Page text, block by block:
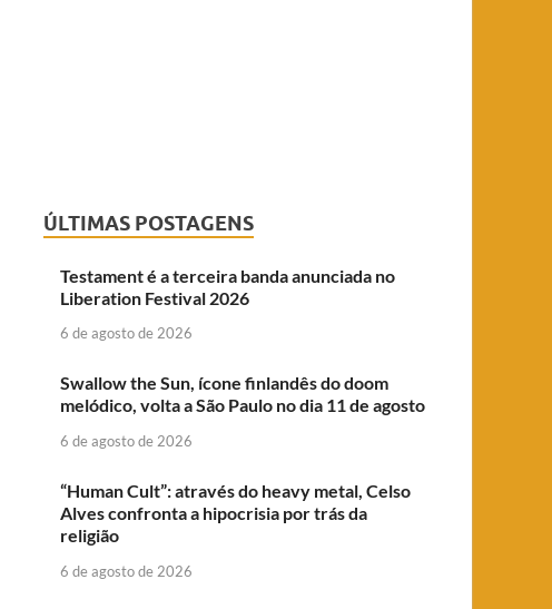
ÚLTIMAS POSTAGENS
Testament é a terceira banda anunciada no
Liberation Festival 2026
6 de agosto de 2026
Swallow the Sun, ícone finlandês do doom
melódico, volta a São Paulo no dia 11 de agosto
6 de agosto de 2026
“Human Cult”: através do heavy metal, Celso
Alves confronta a hipocrisia por trás da
religião
6 de agosto de 2026